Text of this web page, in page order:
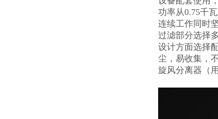
功率从0.75千
连续工作同时
过滤部分选择
设计方面选择
尘，易收集，
旋风分离器（